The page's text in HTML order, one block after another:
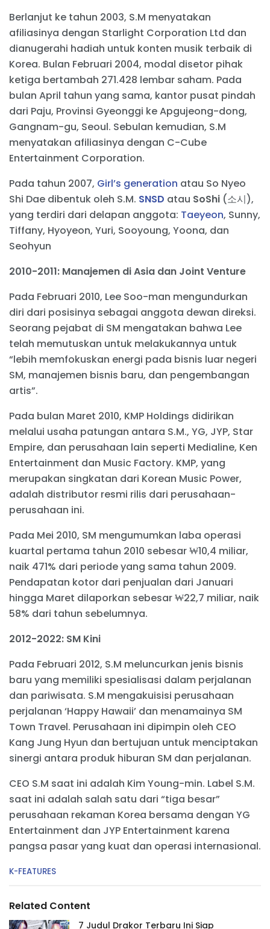
Berlanjut ke tahun 2003, S.M menyatakan
afiliasinya dengan Starlight Corporation Ltd dan
dianugerahi hadiah untuk konten musik terbaik di
Korea. Bulan Februari 2004, modal disetor pihak
ketiga bertambah 271.428 lembar saham. Pada
bulan April tahun yang sama, kantor pusat pindah
dari Paju, Provinsi Gyeonggi ke Apgujeong-dong,
Gangnam-gu, Seoul. Sebulan kemudian, S.M
menyatakan afiliasinya dengan C-Cube
Entertainment Corporation.
Pada tahun 2007, Girl’s generation atau So Nyeo
Shi Dae dibentuk oleh S.M. SNSD atau SoShi (소시),
yang terdiri dari delapan anggota: Taeyeon, Sunny,
Tiffany, Hyoyeon, Yuri, Sooyoung, Yoona, dan
Seohyun
2010-2011: Manajemen di Asia dan Joint Venture
Pada Februari 2010, Lee Soo-man mengundurkan
diri dari posisinya sebagai anggota dewan direksi.
Seorang pejabat di SM mengatakan bahwa Lee
telah memutuskan untuk melakukannya untuk
“lebih memfokuskan energi pada bisnis luar negeri
SM, manajemen bisnis baru, dan pengembangan
artis”.
Pada bulan Maret 2010, KMP Holdings didirikan
melalui usaha patungan antara S.M., YG, JYP, Star
Empire, dan perusahaan lain seperti Medialine, Ken
Entertainment dan Music Factory. KMP, yang
merupakan singkatan dari Korean Music Power,
adalah distributor resmi rilis dari perusahaan-
perusahaan ini.
Pada Mei 2010, SM mengumumkan laba operasi
kuartal pertama tahun 2010 sebesar ₩10,4 miliar,
naik 471% dari periode yang sama tahun 2009.
Pendapatan kotor dari penjualan dari Januari
hingga Maret dilaporkan sebesar ₩22,7 miliar, naik
58% dari tahun sebelumnya.
2012-2022: SM Kini
Pada Februari 2012, S.M meluncurkan jenis bisnis
baru yang memiliki spesialisasi dalam perjalanan
dan pariwisata. S.M mengakuisisi perusahaan
perjalanan ‘Happy Hawaii’ dan menamainya SM
Town Travel. Perusahaan ini dipimpin oleh CEO
Kang Jung Hyun dan bertujuan untuk menciptakan
sinergi antara produk hiburan SM dan perjalanan.
CEO S.M saat ini adalah Kim Young-min. Label S.M.
saat ini adalah salah satu dari “tiga besar”
perusahaan rekaman Korea bersama dengan YG
Entertainment dan JYP Entertainment karena
pangsa pasar yang kuat dan operasi internasional.
C
e
o
K-FEATURES
Related Content
7 Judul Drakor Terbaru Ini Siap